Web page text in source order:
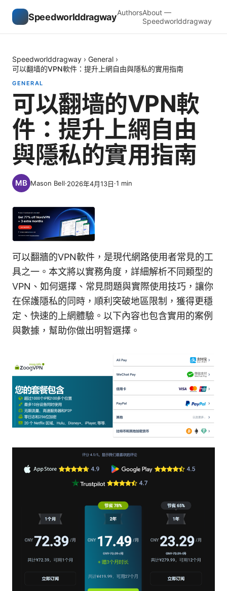
SpeedworlddragwayAuthorsAbout —
Speedworlddragway
Speedworlddragway › General ›
可以翻墙的VPN軟件：提升上網自由與隱私的實用指南
GENERAL
可以翻墙的VPN軟
件：提升上網自由
與隱私的實用指南
Mason Bell·2026年4月13日·1 min
可以翻牆的VPN軟件，是現代網路使用者常見的工
具之一。本文將以實務角度，詳細解析不同類型的
VPN、如何選擇、常見問題與實際使用技巧，讓你
在保護隱私的同時，順利突破地區限制，獲得更穩
定、快速的上網體驗。以下內容也包含實用的案例
與數據，幫助你做出明智選擇。